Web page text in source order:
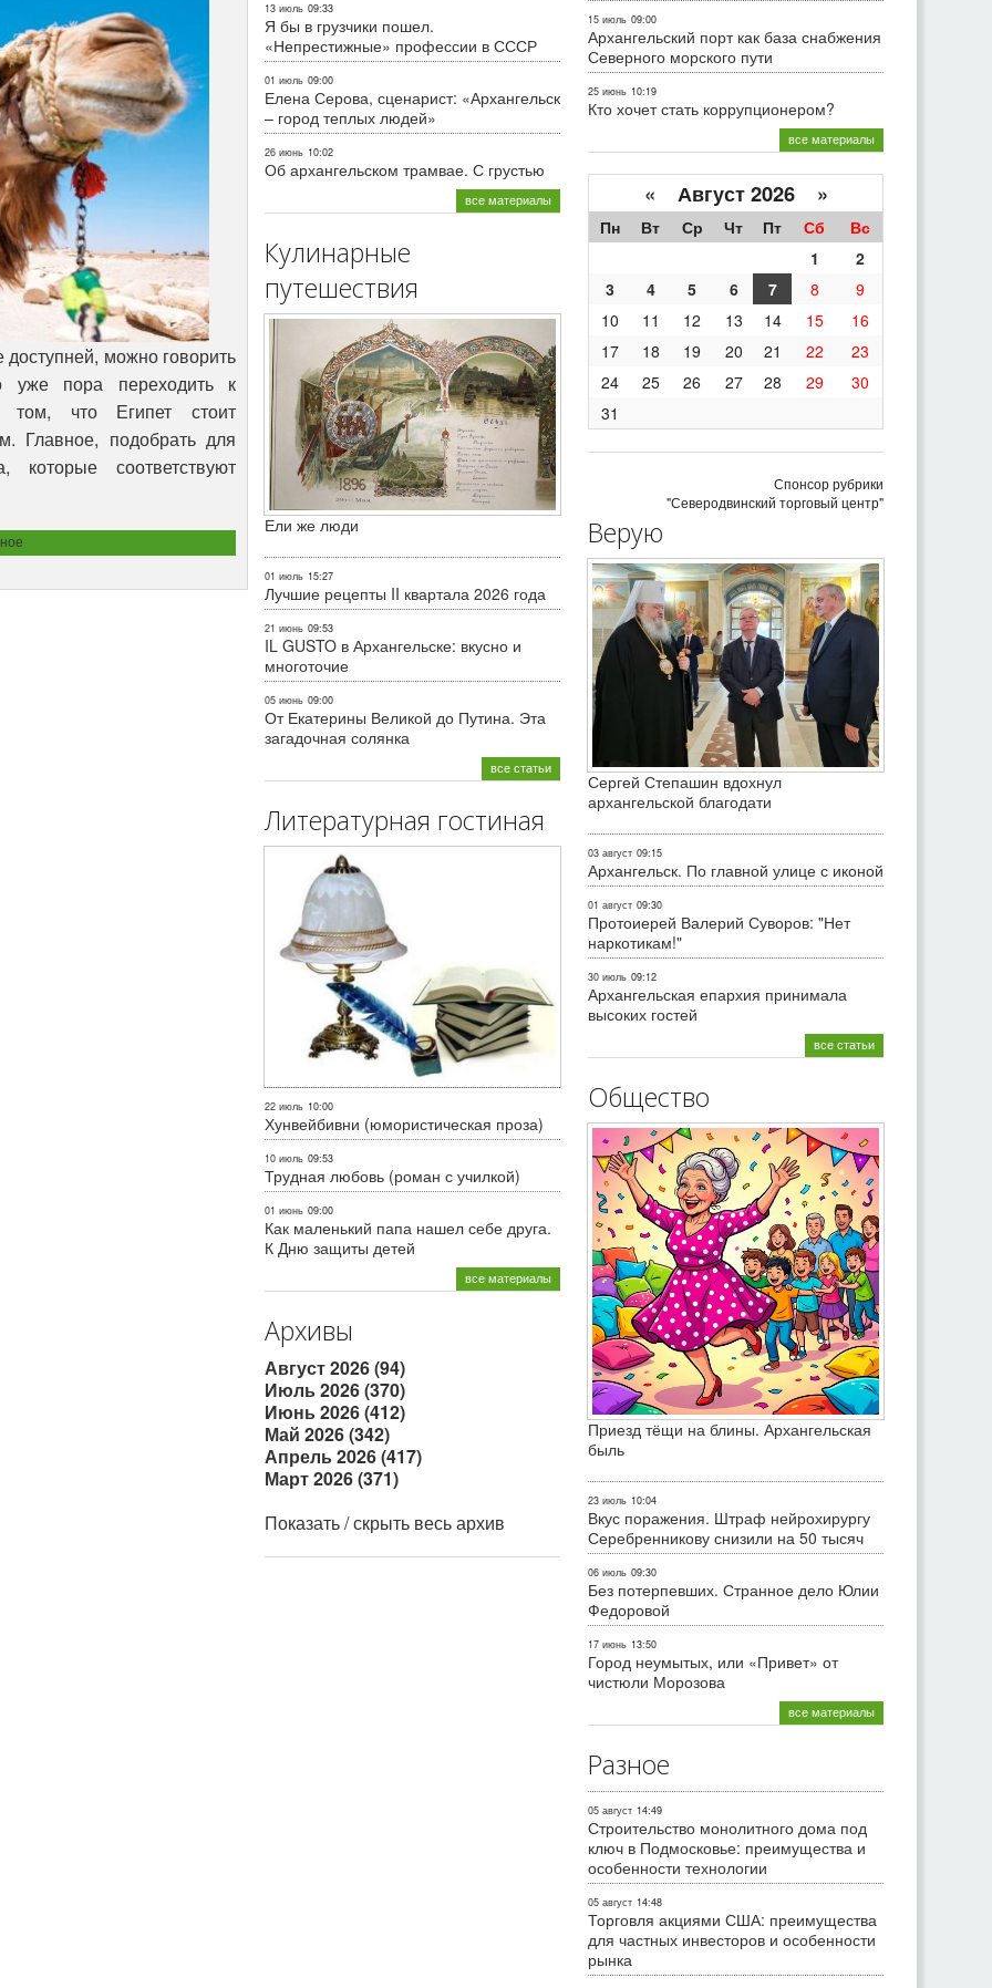
можно говорить
уже пора переходить к
том, что Египет стоит
Главное, подобрать для
соответствуют
13 июль 09:33
Я бы в грузчики пошел.
«Непрестижные» профессии в СССР
01 июль 09:00
Елена Серова, сценарист: «Архангельск
– город теплых людей»
26 июнь 10:02
Об архангельском трамвае. С грустью
все материалы
Кулинарные
путешествия
Ели же люди
01 июль 15:27
Лучшие рецепты II квартала 2026 года
21 июнь 09:53
IL GUSTO в Архангельске: вкусно и
многоточие
05 июнь 09:00
От Екатерины Великой до Путина. Эта
загадочная солянка
все статьи
Литературная гостиная
22 июль 10:00
Хунвейбивни (юмористическая проза)
10 июль 09:53
Трудная любовь (роман с училкой)
01 июнь 09:00
Как маленький папа нашел себе друга.
К Дню защиты детей
все материалы
Архивы
Август 2026 (94)
Июль 2026 (370)
Июнь 2026 (412)
Май 2026 (342)
Апрель 2026 (417)
Март 2026 (371)
Показать / скрыть весь архив
15 июль 09:00
Архангельский порт как база снабжения
Северного морского пути
25 июнь 10:19
Кто хочет стать коррупционером?
все материалы
« Август 2026 »
Пн Вт Ср Чт Пт Сб
Вс
1
2
3
4 5 6 7 8
9
10
11 12 13 14 15
16
17
18 19 20 21 22
23
24
25 26 27 28 29
30
31
Спонсор рубрики
"Северодвинский торговый центр"
Верую
Сергей Степашин вдохнул
архангельской благодати
03 август 09:15
Архангельск. По главной улице с иконой
01 август 09:30
Протоиерей Валерий Суворов: "Нет
наркотикам!"
30 июль 09:12
Архангельская епархия принимала
высоких гостей
все статьи
Общество
Приезд тёщи на блины. Архангельская
быль
23 июль 10:04
Вкус поражения. Штраф нейрохирургу
Серебренникову снизили на 50 тысяч
06 июль 09:30
Без потерпевших. Странное дело Юлии
Федоровой
17 июнь 13:50
Город неумытых, или «Привет» от
чистюли Морозова
все материалы
Разное
05 август 14:49
Строительство монолитного дома под
ключ в Подмосковье: преимущества и
особенности технологии
05 август 14:48
Торговля акциями США: преимущества
для частных инвесторов и особенности
рынка